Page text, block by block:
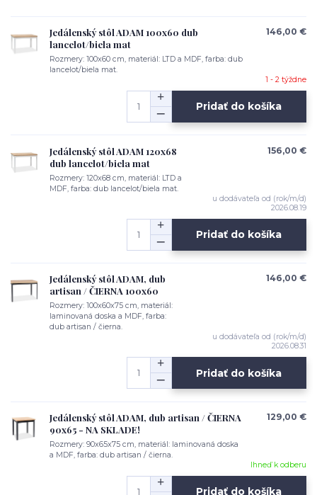
Jedálenský stôl ADAM 100x60 dub
lancelot/biela mat
Rozmery: 100x60 cm, materiál: LTD a MDF, farba: dub
lancelot/biela mat.
146,00 €
1 - 2 týždne
Pridať do košíka
Jedálenský stôl ADAM 120x68
dub lancelot/biela mat
Rozmery: 120x68 cm, materiál: LTD a
MDF, farba: dub lancelot/biela mat.
156,00 €
u dodávateľa od (rok/m/d)
2026.08.19
Pridať do košíka
Jedálenský stôl ADAM, dub
artisan / ČIERNA 100x60
Rozmery: 100x60x75 cm, materiál:
laminovaná doska a MDF, farba:
dub artisan / čierna.
146,00 €
u dodávateľa od (rok/m/d)
2026.08.31
Pridať do košíka
Jedálenský stôl ADAM, dub artisan / ČIERNA
90x65 - NA SKLADE!
Rozmery: 90x65x75 cm, materiál: laminovaná doska
a MDF, farba: dub artisan / čierna.
129,00 €
Ihneď k odberu
Pridať do košíka